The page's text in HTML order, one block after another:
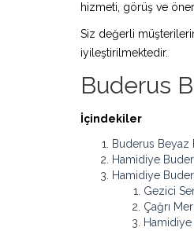
hizmeti, görüş ve
Siz değerli
iyileştirilmektedir.
Buderus
İçindekiler
Buderus Beyaz
Hamidiye
Hamidiye
Gezici
Çağrı